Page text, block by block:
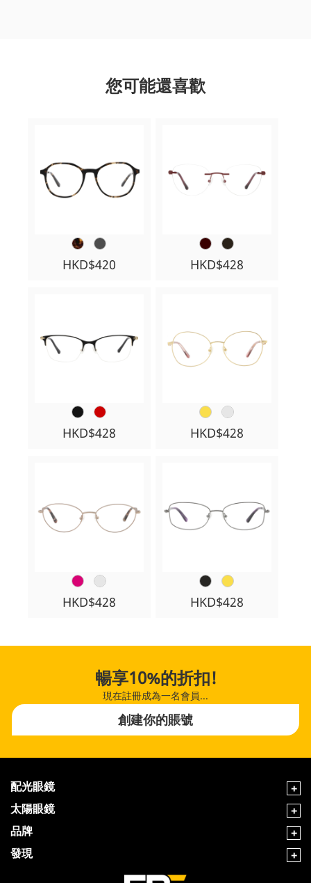
您可能還喜歡
HKD$420 HKD$428
HKD$428 HKD$428
HKD$428 HKD$428
暢享10%的折扣!
現在註冊成為一名會員...
創建你的賬號
配光眼鏡
太陽眼鏡
品牌
發現